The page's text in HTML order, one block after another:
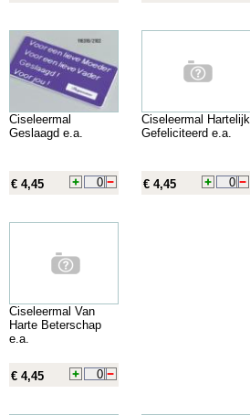
Ciseleermal
Geslaagd e.a.
€ 4,45
Ciseleermal Hartelijk
Gefeliciteerd e.a.
€ 4,45
Ciseleermal Van
Harte Beterschap
e.a.
€ 4,45